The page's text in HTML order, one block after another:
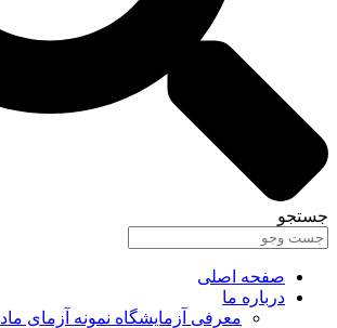
جستجو
صفحه اصلی
درباره ما
معرفی آزمایشگاه نمونه آزمای ماد